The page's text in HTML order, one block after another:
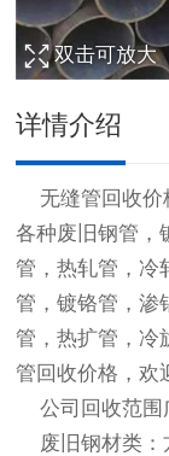
双击可放大
详情介绍
无缝管回收价
各种废旧钢管，
管，热轧管，冷
管，镀铬管，渗
管，热扩管，冷
管回收价格，欢
公司回收范围
废旧钢材类：